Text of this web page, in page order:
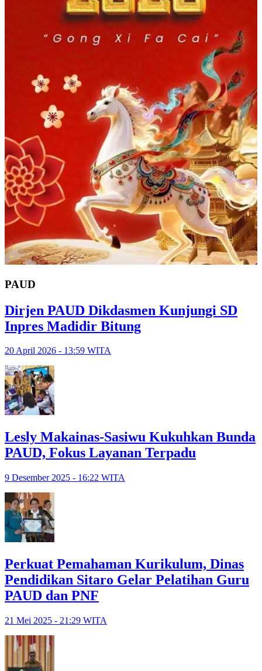
PAUD
Dirjen PAUD Dikdasmen Kunjungi SD
Inpres Madidir Bitung
20 April 2026 - 13:59 WITA
Lesly Makainas-Sasiwu Kukuhkan Bunda
PAUD, Fokus Layanan Terpadu
9 Desember 2025 - 16:22 WITA
Perkuat Pemahaman Kurikulum, Dinas
Pendidikan Sitaro Gelar Pelatihan Guru
PAUD dan PNF
21 Mei 2025 - 21:29 WITA